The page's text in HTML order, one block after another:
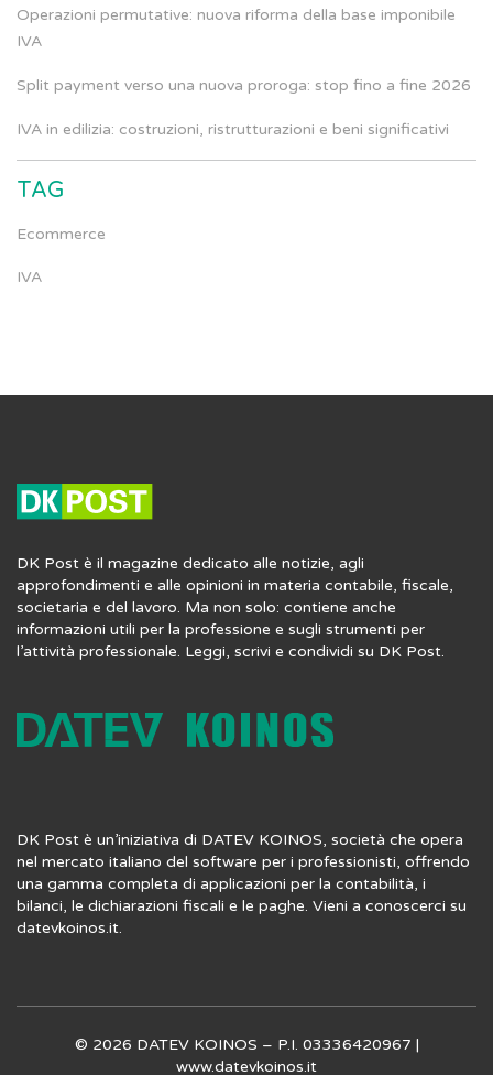
Operazioni permutative: nuova riforma della base imponibile
IVA
Split payment verso una nuova proroga: stop fino a fine 2026
IVA in edilizia: costruzioni, ristrutturazioni e beni significativi
TAG
Ecommerce
IVA
DK Post è il magazine dedicato alle notizie, agli
approfondimenti e alle opinioni in materia contabile, fiscale,
societaria e del lavoro. Ma non solo: contiene anche
informazioni utili per la professione e sugli strumenti per
l’attività professionale. Leggi, scrivi e condividi su DK Post.
DK Post è un’iniziativa di DATEV KOINOS, società che opera
nel mercato italiano del software per i professionisti, offrendo
una gamma completa di applicazioni per la contabilità, i
bilanci, le dichiarazioni fiscali e le paghe. Vieni a conoscerci su
datevkoinos.it.
© 2026 DATEV KOINOS – P.I. 03336420967 |
www.datevkoinos.it